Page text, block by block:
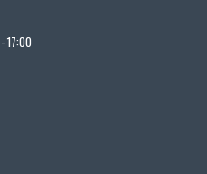
17:00